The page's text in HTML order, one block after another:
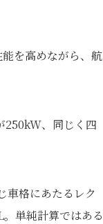
を高めながら、航
250kW、同じく四
車格にあたるレク
単純計算ではある